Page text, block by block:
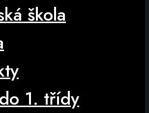
škola
1. třídy